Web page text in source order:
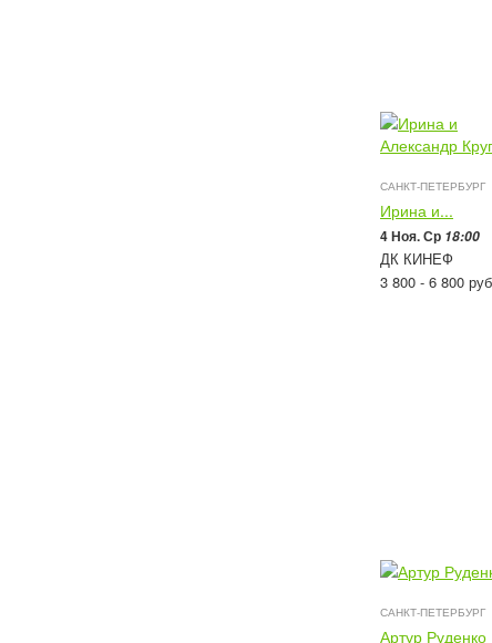
САНКТ-ПЕТЕРБУРГ
Ирина и...
4 Ноя. Ср 18:00
ДК КИНЕФ
3 800 - 6 800 руб
САНКТ-ПЕТЕРБУРГ
Артур Руденко